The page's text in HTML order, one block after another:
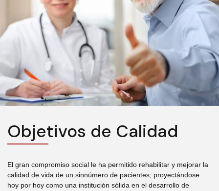
Objetivos de Calidad
El gran compromiso social le ha permitido rehabilitar y mejorar la
calidad de vida de un sinnúmero de pacientes; proyectándose
hoy por hoy como una institución sólida en el desarrollo de